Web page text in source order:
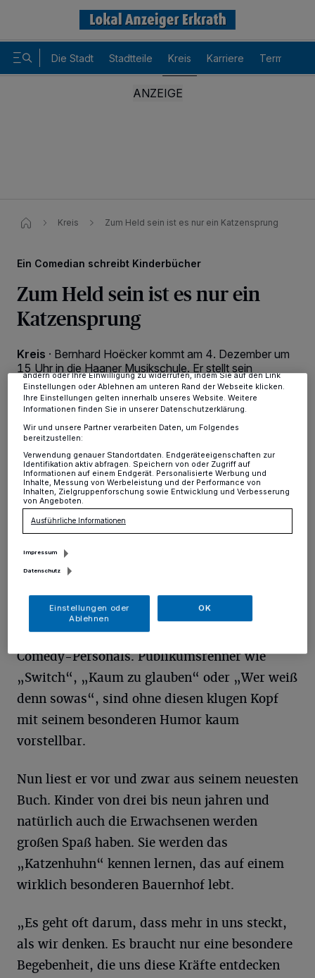
Die Stadt Stadtteile Kreis Karriere Termine
Kreis Zum Held sein ist es nur ein Katzensprung
Ein Comedian schreibt Kinderbücher
Zum Held sein ist es nur ein
Katzensprung
Kreis · Bernhard Hoëcker kommt am 4. Dezember um
15 Uhr in die Haaner Musikschule. Er stellt sein
neuestes Kinderbuch „Das Katzenhuhn“ vor.
29.11.2022 , 14:28 Uhr
K aum eine Fernsehwoche vergeht ohne
einen unterhaltsamen Auftritt von
Bernhard Hoëcker. Beinahe jeder kennt ihn,
den Key-Influencer aus der Riege des
Comedy-Personals. Publikumsrenner wie
„Switch“, „Kaum zu glauben“ oder „Wer weiß
denn sowas“, sind ohne diesen klugen Kopf
mit seinem besonderen Humor kaum
vorstellbar.
Nun liest er vor und zwar aus seinem neuesten
Buch. Kinder von drei bis neun jahren und
natürlich auch die Erwachsenen werden
großen Spaß haben. Sie werden das
„Katzenhuhn“ kennen lernen, das auf einem
wirklich besonderen Bauernhof lebt.
„Es geht oft darum, dass mehr in uns steckt,
als wir denken. Es braucht nur eine besondere
Begebenheit, die uns diese Kräfte entdecken
Wir und unsere 218 -Partner speichern und greifen auf
personenbezogene Daten wie Browserdaten oder eindeutige
Tracking-Technologien für die unter „Wir und unsere Partner
verarbeiten Daten, um Ihnen Dienste bereitzustellen“ aufgeführten
Anzeigen möglicherweise nicht mehr so relevant für Sie. Sie können
dieses Menü jederzeit wieder aufrufen, um Ihre Einstellungen zu
ändern oder Ihre Einwilligung zu widerrufen, indem Sie auf den Link
Einstellungen oder Ablehnen am unteren Rand der Webseite klicken.
Ihre Einstellungen gelten innerhalb unseres Website. Weitere
Informationen finden Sie in unserer Datenschutzerklärung.
Wir und unsere Partner verarbeiten Daten, um Folgendes
bereitzustellen:
Verwendung genauer Standortdaten. Endgeräteeigenschaften zur
Identifikation aktiv abfragen. Speichern von oder Zugriff auf
Informationen auf einem Endgerät. Personalisierte Werbung und
Inhalte, Messung von Werbeleistung und der Performance von
Inhalten, Zielgruppenforschung sowie Entwicklung und Verbesserung
von Angeboten.
Ausführliche Informationen
Impressum
Datenschutz
Einstellungen oder
Ablehnen
OK